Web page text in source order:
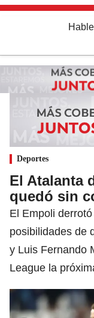
Deportes
El Atalanta
quedó sin
El Empoli
posibilidades de
y Luis Fernando
League la